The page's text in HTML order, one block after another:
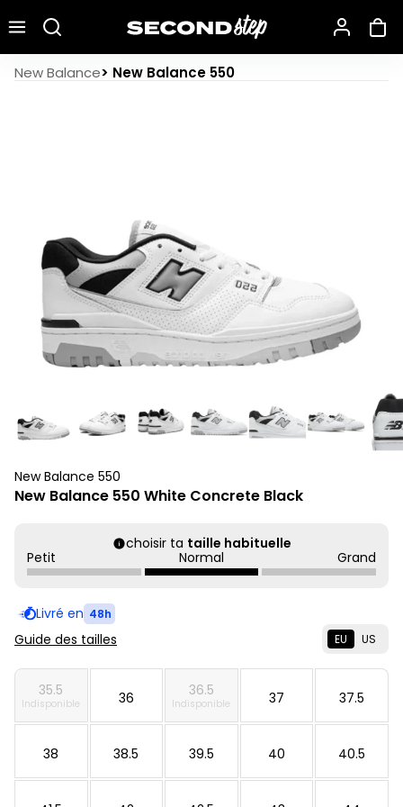
New Balance> New Balance 550
New Balance 550 White Concrete Black
New Balance 550
New Balance 550 White Concrete Black
choisir ta taille habituelle
Petit
Normal Grand
Livré en 48h
Guide des tailles EU US
35.5
Indisponible 36 36.5
Indisponible 37 37.5
38 38.5 39.5 40 40.5